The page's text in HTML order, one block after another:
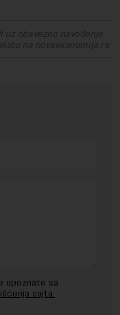
uz obavezno navođenje
na novaekonomija.rs
upoznate sa
sajta.